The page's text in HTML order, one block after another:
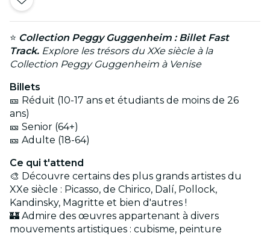
⭐ Collection Peggy Guggenheim : Billet Fast
Track. Explore les trésors du XXe siècle à la
Collection Peggy Guggenheim à Venise
Billets
🎫 Réduit (10-17 ans et étudiants de moins de 26
ans)
🎫 Senior (64+)
🎫 Adulte (18-64)
Ce qui t'attend
🎨 Découvre certains des plus grands artistes du
XXe siècle : Picasso, de Chirico, Dalí, Pollock,
Kandinsky, Magritte et bien d'autres !
🏰 Admire des œuvres appartenant à divers
mouvements artistiques : cubisme, peinture